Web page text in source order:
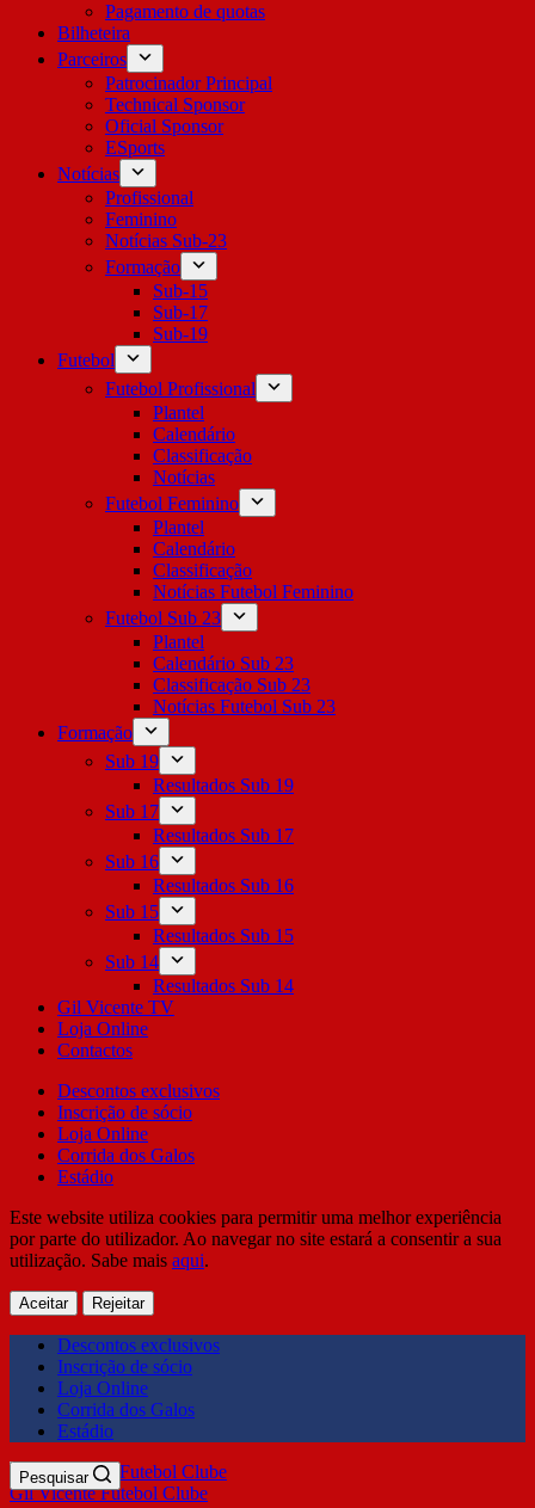
Pagamento de quotas
Bilheteira
Parceiros
Patrocinador Principal
Technical Sponsor
Oficial Sponsor
ESports
Notícias
Profissional
Feminino
Notícias Sub-23
Formação
Sub-15
Sub-17
Sub-19
Futebol
Futebol Profissional
Plantel
Calendário
Classificação
Notícias
Futebol Feminino
Plantel
Calendário
Classificação
Notícias Futebol Feminino
Futebol Sub 23
Plantel
Calendário Sub 23
Classificação Sub 23
Notícias Futebol Sub 23
Formação
Sub 19
Resultados Sub 19
Sub 17
Resultados Sub 17
Sub 16
Resultados Sub 16
Sub 15
Resultados Sub 15
Sub 14
Resultados Sub 14
Gil Vicente TV
Loja Online
Contactos
Descontos exclusivos
Inscrição de sócio
Loja Online
Corrida dos Galos
Estádio
Este website utiliza cookies para permitir uma melhor experiência
por parte do utilizador. Ao navegar no site estará a consentir a sua
utilização. Sabe mais aqui.
Aceitar Rejeitar
Descontos exclusivos
Inscrição de sócio
Loja Online
Corrida dos Galos
Estádio
Gil Vicente Futebol Clube
Pesquisar